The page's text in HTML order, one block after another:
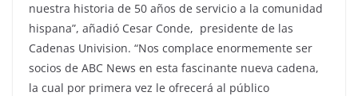
nuestra historia de 50 años de servicio a la comunidad
hispana”, añadió Cesar Conde, presidente de las
Cadenas Univision. “Nos complace enormemente ser
socios de ABC News en esta fascinante nueva cadena,
la cual por primera vez le ofrecerá al público